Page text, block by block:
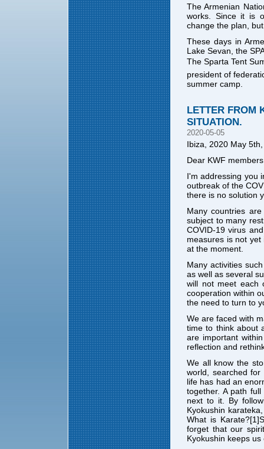
The Armenian
works. Since it is
change the plan,
These days in
Lake Sevan, the
The Sparta Tent
president of
summer camp.
LETTER FROM
SITUATION.
2020-05-05
Ibiza, 2020 May 5th,
Dear KWF
I'm addressing you
outbreak of the
there is no solution
Many countries
subject to many
COVID-19 virus
measures is not
at the moment.
Many activities
as well as several
will not meet each
cooperation within
the need to turn to
We are faced with
time to think about
are important
reflection and
We all know the
world, searched
life has had an
together. A path
next to it. By
Kyokushin
What is
forget that our
Kyokushin keeps